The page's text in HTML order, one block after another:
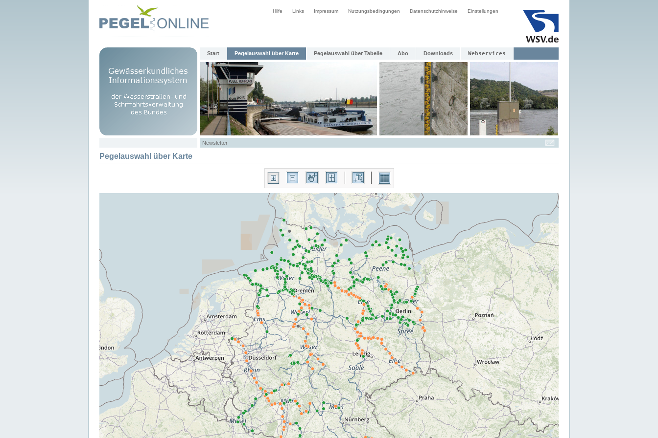
Hilfe Links Impressum Nutzungsbedingungen Datenschutzhinweise Einstellungen
Start Pegelauswahl über Karte Pegelauswahl über Tabelle Abo Downloads Webservices
Newsletter
Pegelauswahl über Karte